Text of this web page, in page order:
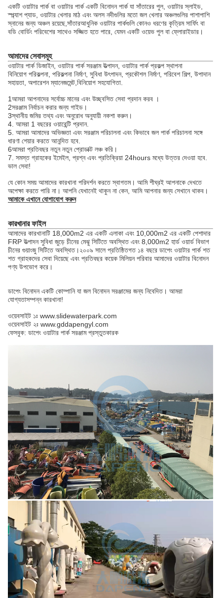
একটি ওয়াটার পার্ক বা ওয়াটার পার্ক একটি বিনোদন পার্ক যা সাঁতারের পুল, ওয়াটার স্লাইড,
স্প্ল্যাশ প্যাড, ওয়াটার খেলার মাঠ এবং অলস নদীগুলির মতো জল খেলার অঞ্চলগুলির পাশাপাশি
স্নানের জন্য অঞ্চল রয়েছে,সাঁতারআধুনিক ওয়াটার পার্কগুলি কোনও ধরণের কৃত্রিম সার্ফিং বা
বডি বোর্ডিং পরিবেশের সাথেও সজ্জিত হতে পারে, যেমন একটি ওয়েভ পুল বা ফ্লোরাইডার।
আমাদের সেবাসমূহ
ওয়াটার পার্ক ডিজাইন, ওয়াটার পার্ক সরঞ্জাম উত্পাদন, ওয়াটার পার্ক প্রকল্প স্থাপনা
বিনিয়োগ পরিকল্পনা, পরিকল্পনা নির্মাণ, সুবিধা উৎপাদন, প্রকৌশল নির্মাণ, পরিবেশ শিল্প, উপাদান
সহায়তা, অপারেশন ম্যানেজমেন্ট,বিনিয়োগ সহযোগিতা.
1আমরা আপনাদের সর্বোচ্চ মানের এবং উচ্ছ্বসিত সেবা প্রদান করব ।
2সরঞ্জাম নির্বাচন করার জন্য গাইড।
3স্থানীয় জমির তথ্য এবং অনুরোধ অনুযায়ী নকশা করুন।
4. আমরা 1 বছরের ওয়ারেন্টি প্রদান.
5. আমরা আমাদের অভিজ্ঞতা এবং সরঞ্জাম পরিচালনা এবং কিভাবে জল পার্ক পরিচালনা সঙ্গে
ধারণা শেয়ার করতে আনন্দিত হবে.
6আমরা প্রতিবছর নতুন নতুন প্রোডাক্ট লঞ্চ করি।
7. সমস্ত গ্রাহকের ইমেইল, প্রশ্ন এবং প্রতিক্রিয়া 24hours মধ্যে উত্তর দেওয়া হবে.
ভাল সেবা!
যে কোন সময় আমাদের কারখানা পরিদর্শন করতে স্বাগতম। আমি শীঘ্রই আপনাকে দেখতে
অপেক্ষা করতে পারি না। আপনি যেখানেই থাকুন না কেন, আমি আপনার জন্য সেখানে থাকব।
আমাকে এখানে যোগাযোগ করুন
কারখানার ফাইল
আমাদের কারখানাটি 18,000m2 এর একটি এলাকা এবং 10,000m2 এর একটি পেশাদার
FRP উত্পাদন সুবিধা জুড়ে চীনের মেঝু সিটিতে অবস্থিত এবং 8,000m2 হার্ড ওয়ার্ড বিভাগ
চীনের গুয়াংজু সিটিতে অবস্থিত।২০০৯ সালে প্রতিষ্ঠিতগত ১৪ বছরে ডাপেং ওয়াটার পার্ক শত
শত গ্রাহকদের সেবা দিয়েছে এবং প্রতিবছর কয়েক মিলিয়ন পরিবার আমাদের ওয়াটার বিনোদন
পণ্য উপভোগ করে।
ডাপেং বিনোদন একটি কোম্পানি যা জল বিনোদন সরঞ্জামের জন্য নিবেদিত। আমরা
যোগ্যতাসম্পন্ন কারখানা!
ওয়েবসাইট ১ঃ www.slidewaterpark.com
ওয়েবসাইট ২ঃ www.gddapengyl.com
ফেসবুক: ডাপেং ওয়াটার পার্ক সরঞ্জাম প্রস্তুতকারক